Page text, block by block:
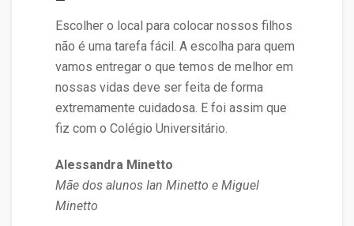
Escolher o local para colocar nossos filhos
não é uma tarefa fácil. A escolha para quem
vamos entregar o que temos de melhor em
nossas vidas deve ser feita de forma
extremamente cuidadosa. E foi assim que
fiz com o Colégio Universitário.
Alessandra Minetto
Mãe dos alunos Ian Minetto e Miguel
Minetto